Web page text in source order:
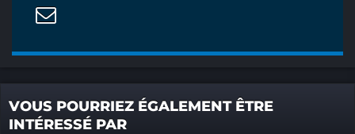
VOUS POURRIEZ ÉGALEMENT ÊTRE
INTÉRESSÉ PAR